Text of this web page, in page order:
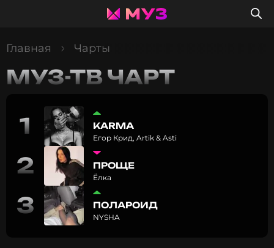
Главная Чарты
МУЗ-ТВ ЧАРТ
1 KARMA
Егор Крид, Artik & Asti
2 ПРОЩЕ
Ёлка
3 ПОЛАРОИД
NYSHA